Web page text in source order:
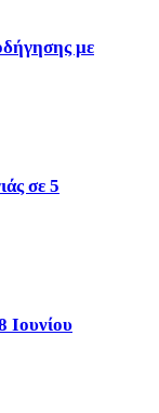
με
σε 5
Ιουνίου